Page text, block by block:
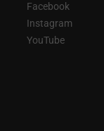
Facebook
Instagram
YouTube